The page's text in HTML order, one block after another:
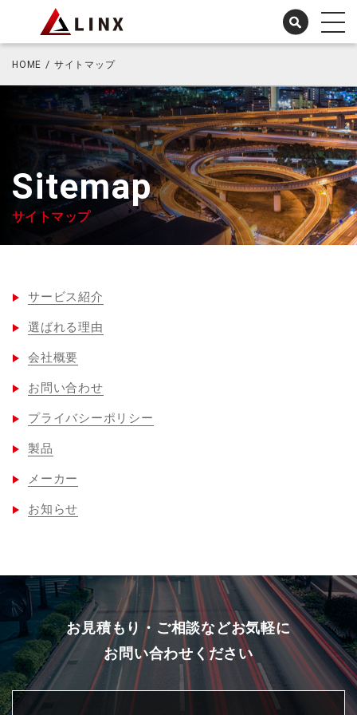
HOME サイトマップ
Sitemap
サイトマップ
サービス紹介
選ばれる理由
会社概要
お問い合わせ
プライバシーポリシー
製品
メーカー
お知らせ
お見積もり・ご相談などお気軽に
お問い合わせください